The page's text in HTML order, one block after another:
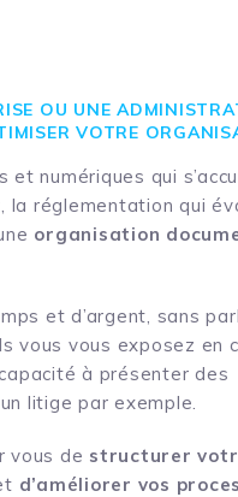
OU UNE
VOTRE
numériques qui
la réglementation qui
organisation
et d’argent, sans
vous vous exposez en
à présenter des
litige par exemple.
vous de structurer
d’améliorer vos